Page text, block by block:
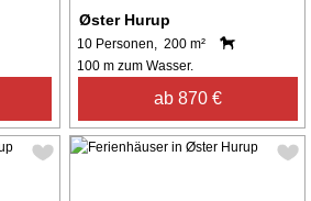
Øster Hurup
10 Personen, 200 m²
100 m zum Wasser.
ab 870 €